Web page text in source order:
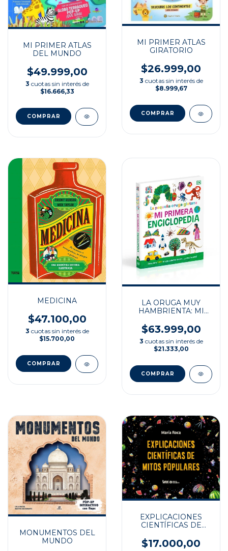
MI PRIMER ATLAS
DEL MUNDO
$49.999,00
3 cuotas sin interés de
$16.666,33
MI PRIMER ATLAS
GIRATORIO
$26.999,00
3 cuotas sin interés de
$8.999,67
MEDICINA
$47.100,00
3 cuotas sin interés de
$15.700,00
LA ORUGA MUY
HAMBRIENTA: MI
ENCICLOPEDIA
$63.999,00
3 cuotas sin interés de
$21.333,00
MONUMENTOS DEL
MUNDO
EXPLICACIONES
CIENTÍFICAS DE
$17.000,00